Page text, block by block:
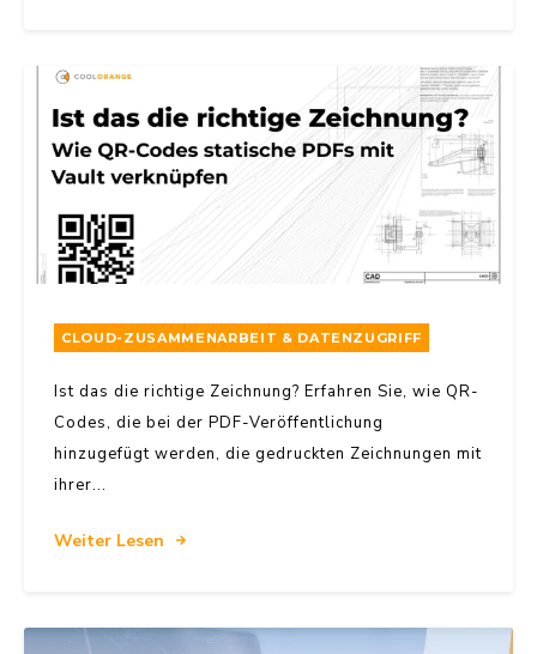
CLOUD-ZUSAMMENARBEIT & DATENZUGRIFF
Ist das die richtige Zeichnung? Erfahren Sie, wie QR-
Codes, die bei der PDF-Veröffentlichung
hinzugefügt werden, die gedruckten Zeichnungen mit
ihrer...
Weiter Lesen